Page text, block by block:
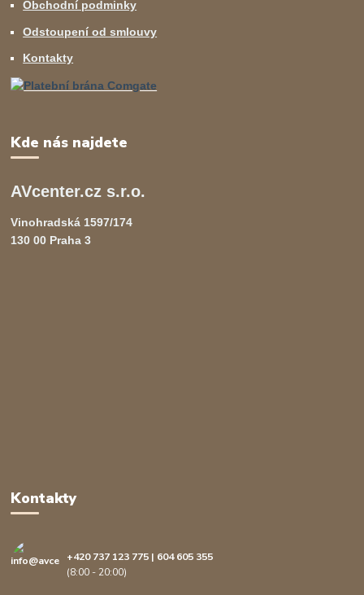
Obchodní podminky
Odstoupení od smlouvy
Kontakty
Kde nás najdete
AVcenter.cz s.r.o.
Vinohradská 1597/174
130 00 Praha 3
Kontakty
+420 737 123 775 | 604 605 355
(8:00 - 20:00)